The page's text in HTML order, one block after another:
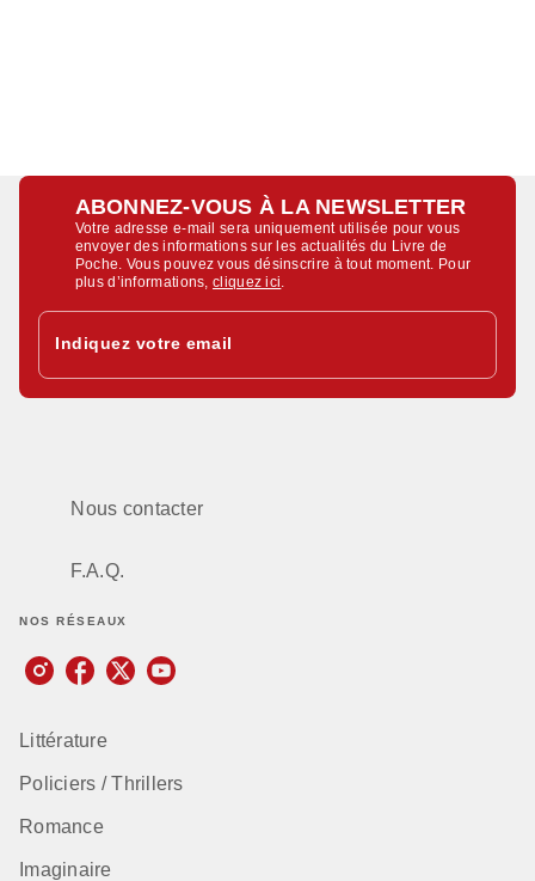
ABONNEZ-VOUS À LA NEWSLETTER
Votre adresse e-mail sera uniquement utilisée pour vous
envoyer des informations sur les actualités du Livre de
Poche. Vous pouvez vous désinscrire à tout moment. Pour
plus d’informations,cliquez ici
Indiquez votre email
Nous contacter
F.A.Q.
NOS RÉSEAUX
Littérature
Policiers / Thrillers
Romance
Imaginaire